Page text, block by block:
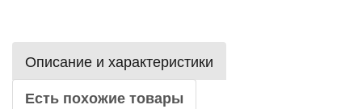
Описание и характеристики
Есть похожие товары